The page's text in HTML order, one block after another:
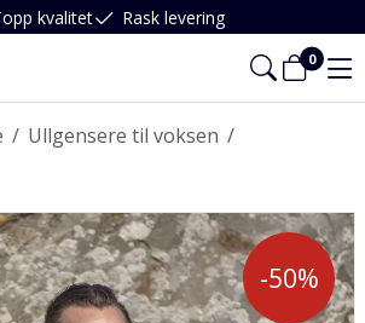
kvalitet Rask levering
0
/ /
Ullgensere til voksen
-50%